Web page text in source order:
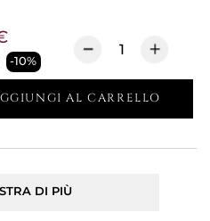
-10%
AL CARRELLO
DI PIÙ